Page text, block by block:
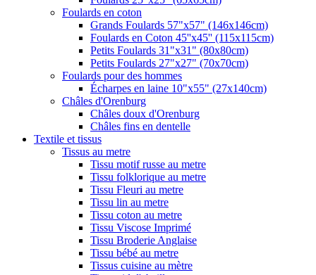
Foulards en coton
Grands Foulards 57"x57" (146x146cm)
Foulards en Coton 45''x45'' (115x115cm)
Petits Foulards 31"x31" (80x80cm)
Petits Foulards 27"x27" (70x70cm)
Foulards pour des hommes
Écharpes en laine 10"x55" (27x140cm)
Châles d'Orenburg
Châles doux d'Orenburg
Châles fins en dentelle
Textile et tissus
Tissus au metre
Tissu motif russe au metre
Tissu folklorique au metre
Tissu Fleuri au metre
Tissu lin au metre
Tissu coton au metre
Tissu Viscose Imprimé
Tissu Broderie Anglaise
Tissu bébé au metre
Tissus cuisine au mètre